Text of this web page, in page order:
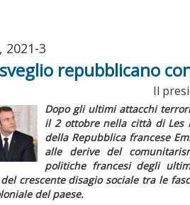
2021-3
repubblicano
Il
Dopo gli ultimi attacchi
il 2 ottobre nella città di Les
della Repubblica francese
alle derive del
politiche francesi degli
crescente disagio sociale tra le
del paese.